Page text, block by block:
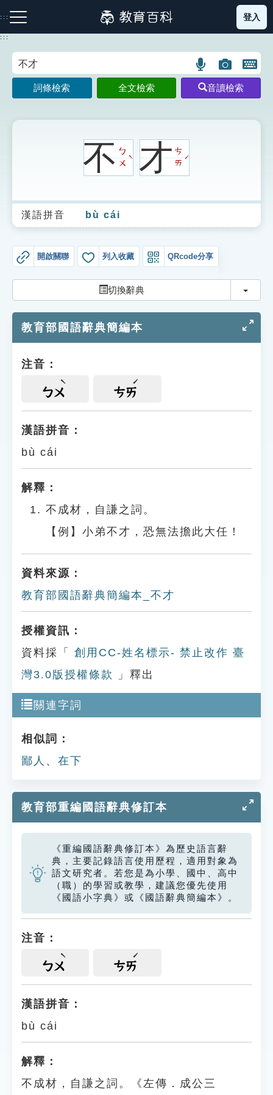
到
主
:::
注音索引圖示 筆畫索引圖示 部首索引表圖示
生字詞彙表
成語故事
索引選單
單字索引
遊戲專區
貓頭鷹博士
登入
:::
語
言
搜
圖
片
搜
開
鍵
圖
詞條檢索 全文檢索 音讀檢索
不ㄅ
ㄨ
ˋ 才ㄘ
ㄞ
ˊ
漢語拼音 bù cái
開啟關聯 列入收藏 QRcode分享
切換辭典 切換
教育部國語辭典簡編本
注音：
ㄅㄨ ㄘㄞ
漢語拼音：
bù cái
解釋：
不成材，自謙之詞。
【例】小弟不才，恐無法擔此大任！
資料來源：
教育部國語辭典簡編本_不才
授權資訊：
資料採「
創用CC-姓名標示- 禁止改作 臺
灣3.0版授權條款
」釋出
關連字詞
相似詞：
鄙人 、 在下
教育部重編國語辭典修訂本
《重編國語辭典修訂本》為歷史語言辭
典，主要記錄語言使用歷程，適用對象為
語文研究者。若您是為小學、國中、高中
（職）的學習或教學，建議您優先使用
《國語小字典》或《國語辭典簡編本》。
注音：
ㄅㄨ ㄘㄞ
漢語拼音：
bù cái
解釋：
不成材，自謙之詞。《左傳．成公三